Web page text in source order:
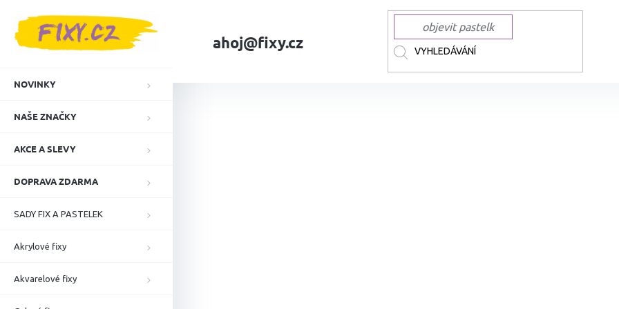
ahoj@fixy.cz
NOVINKY
NAŠE ZNAČKY
AKCE A SLEVY
DOPRAVA ZDARMA
SADY FIX A PASTELEK
Akrylové fixy
Akvarelové fixy